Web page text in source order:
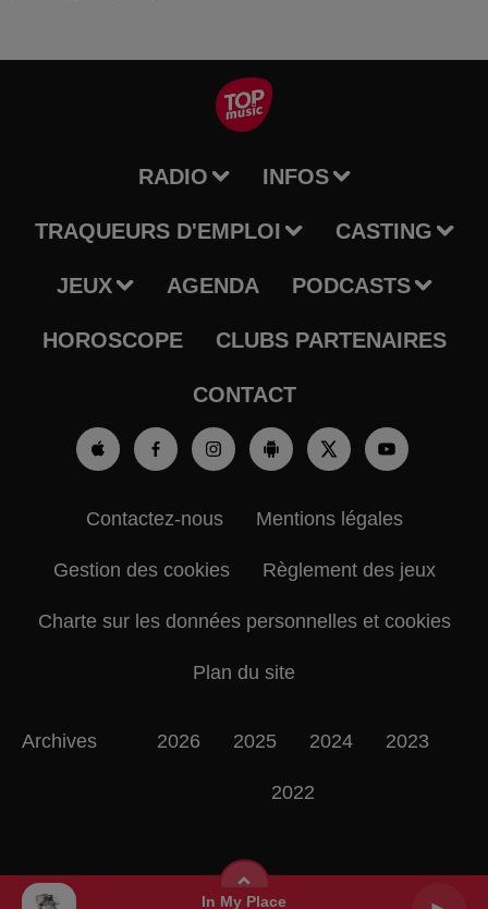
In My Place
RADIO INFOS
TRAQUEURS D'EMPLOI CASTING
JEUX AGENDA PODCASTS
HOROSCOPE CLUBS PARTENAIRES
CONTACT
Contactez-nous Mentions légales
Gestion des cookies Règlement des jeux
Charte sur les données personnelles et cookies
Plan du site
Archives 2026 2025 2024 2023
2022